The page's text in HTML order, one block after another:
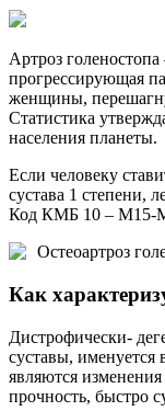
Артроз
прогрессирующая
женщины,
Статистика
населения планеты.
Если человеку
сустава 1 степени,
Код КМБ 10 – M15-
Остеоартроз
Как
Дистрофически-
суставы,
являются
прочность, быстро